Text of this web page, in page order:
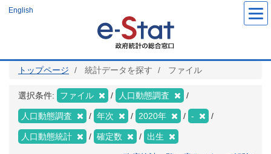
ツ
English
トップページ 統計データを探す ファイル
選択条件: ファイル 人口動態調査
人口動態調査 年次 2020年 -
人口動態統計 確定数 出生